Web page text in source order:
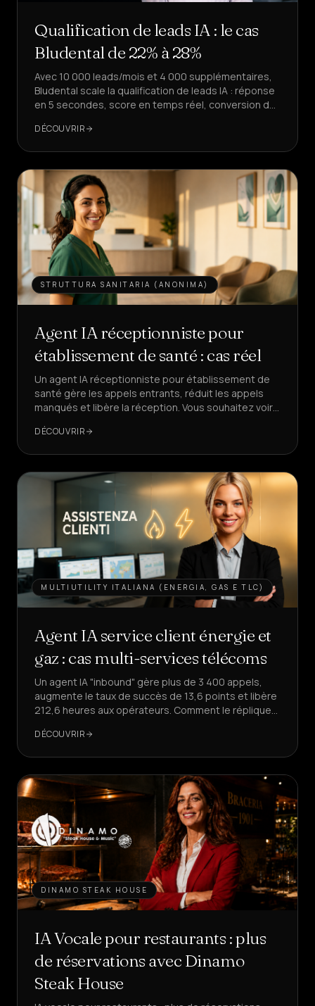
Santé &
BIEN-
ÊTRE
Hôtellerie
ALIMENTATION
Vente &
Services &
MAISON
Tarifs
Qui
sommes-
nous
Devenez
partenaire
LANGUE
CRÉER
AGENT
Qualification de leads IA : le cas
Bludental de 22% à 28%
Avec 10 000 leads/mois et 4 000 supplémentaires,
Bludental scale la qualification de leads IA : réponse
en 5 secondes, score en temps réel, conversion de
DÉCOUVRIR
STRUTTURA SANITARIA (ANONIMA)
Agent IA réceptionniste pour
établissement de santé : cas réel
Un agent IA réceptionniste pour établissement de
santé gère les appels entrants, réduit les appels
manqués et libère la réception. Vous souhaitez voir
DÉCOUVRIR
MULTIUTILITY ITALIANA (ENERGIA, GAS E TLC)
Agent IA service client énergie et
gaz : cas multi-services télécoms
Un agent IA "inbound" gère plus de 3 400 appels,
augmente le taux de succès de 13,6 points et libère
212,6 heures aux opérateurs. Comment le répliquer
DÉCOUVRIR
DINAMO STEAK HOUSE
IA Vocale pour restaurants : plus
de réservations avec Dinamo
Steak House